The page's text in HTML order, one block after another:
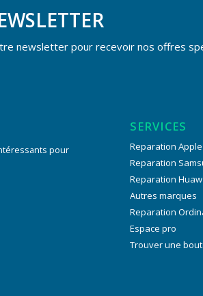
newsletter pour recevoir nos offres
pour
SERVICES
Reparation Apple
Reparation
Reparation
Autres marques
Reparation
Espace pro
Trouver une